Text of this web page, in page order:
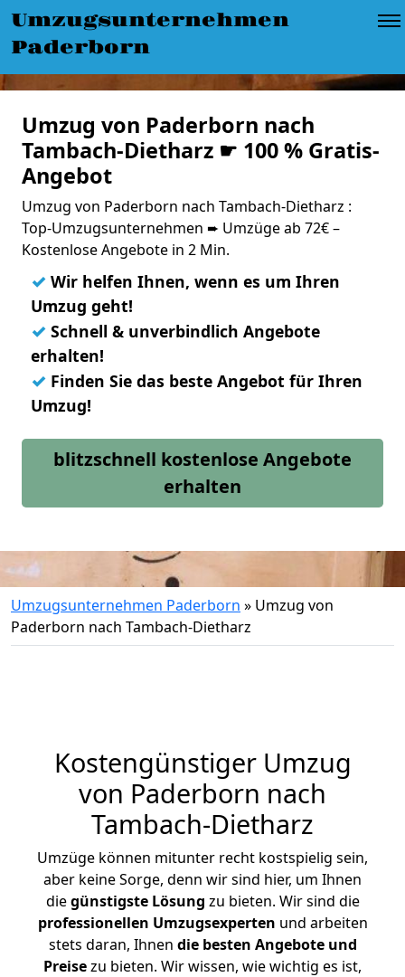
Umzugsunternehmen
Paderborn
Umzug von Paderborn nach
Tambach-Dietharz ☛ 100 % Gratis-
Angebot
Umzug von Paderborn nach Tambach-Dietharz :
Top-Umzugsunternehmen ➨ Umzüge ab 72€ –
Kostenlose Angebote in 2 Min.
✓ Wir helfen Ihnen, wenn es um Ihren
Umzug geht!
✓ Schnell & unverbindlich Angebote
erhalten!
✓ Finden Sie das beste Angebot für Ihren
Umzug!
blitzschnell kostenlose Angebote
erhalten
Umzugsunternehmen Paderborn » Umzug von
Paderborn nach Tambach-Dietharz
Kostengünstiger Umzug
von Paderborn nach
Tambach-Dietharz
Umzüge können mitunter recht kostspielig sein,
aber keine Sorge, denn wir sind hier, um Ihnen
diegünstigste Lösung zu bieten. Wir sind die
professionellen Umzugsexperten und arbeiten
stets daran, Ihnen die besten Angebote und
Preisezu bieten. Wir wissen, wie wichtig es ist,